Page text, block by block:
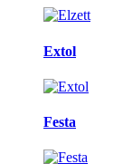
Extol
Festa